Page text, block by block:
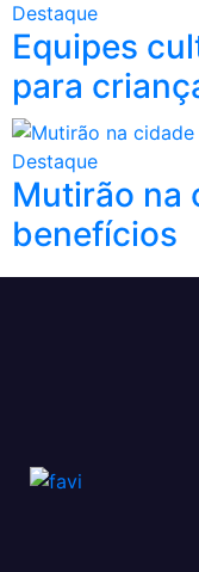
Destaque
Equipes
para
Destaque
Mutirão na
benefícios